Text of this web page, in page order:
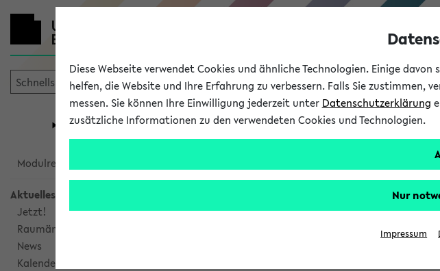
Universität Forschung Studium
eKVV
Modulrecherche
Aktuelles
Jetzt!
Raumänderungen
News
Kalenderintegration
Kalenderintegration und
Kalenderintegration
Das eKVV bietet Ihnen die Möglichkeit,
Diese Webseite verwendet Cookies und ähnliche Technologien. Einige
helfen, die Website und Ihre Erfahrung zu verbessern. Falls Sie
messen. Sie können Ihre Einwilligung jederzeit unter Datenschutzerklärung
zusätzliche Informationen zu den verwendeten Cookies und Technologien.
Nur
Impressum